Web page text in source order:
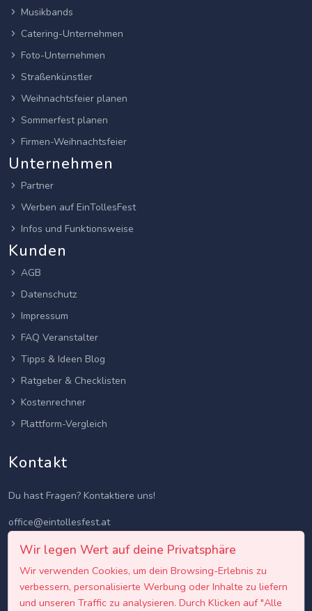
Musikbands
Catering-Unternehmen
Foto-Unternehmen
Straßenkünstler
Weihnachtsfeier planen
Sommerfest planen
Firmen-Weihnachtsfeier
Unternehmen
Partner
Werben auf EinTollesFest
Infos und Funktionsweise
Kunden
AGB
Datenschutz
Impressum
FAQ Veranstalter
Tipps & Ideen Blog
Ratgeber & Checklisten
Kostenrechner
Plattform-Vergleich
Kontakt
Du hast Fragen? Kontaktiere uns!
office@eintollesfest.at
Wir legen Wert auf deine Privatsphäre
Wir verwenden Cookies, um dein Browsing-Erlebnis zu
verbessern, personalisierte Werbung oder Inhalte zu liefern
und unseren Traffic zu analysieren. Durch Klicken auf "Alle